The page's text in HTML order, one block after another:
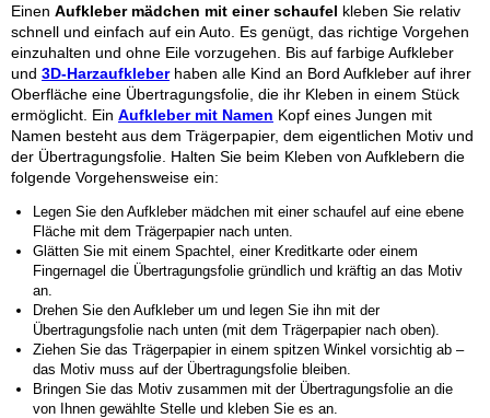
Einen Aufkleber mädchen mit einer schaufel kleben Sie relativ
schnell und einfach auf ein Auto. Es genügt, das richtige Vorgehen
einzuhalten und ohne Eile vorzugehen. Bis auf farbige Aufkleber
und 3D-Harzaufkleberhaben alle Kind an Bord Aufkleber auf ihrer
Oberfläche eine Übertragungsfolie, die ihr Kleben in einem Stück
ermöglicht. Ein Aufkleber mit Namen Kopf eines Jungen mit
Namen besteht aus dem Trägerpapier, dem eigentlichen Motiv und
der Übertragungsfolie. Halten Sie beim Kleben von Aufklebern die
folgende Vorgehensweise ein:
Legen Sie den Aufkleber mädchen mit einer schaufel auf eine ebene
Fläche mit dem Trägerpapier nach unten.
Glätten Sie mit einem Spachtel, einer Kreditkarte oder einem
Fingernagel die Übertragungsfolie gründlich und kräftig an das Motiv
an.
Drehen Sie den Aufkleber um und legen Sie ihn mit der
Übertragungsfolie nach unten (mit dem Trägerpapier nach oben).
Ziehen Sie das Trägerpapier in einem spitzen Winkel vorsichtig ab –
das Motiv muss auf der Übertragungsfolie bleiben.
Bringen Sie das Motiv zusammen mit der Übertragungsfolie an die
von Ihnen gewählte Stelle und kleben Sie es an.